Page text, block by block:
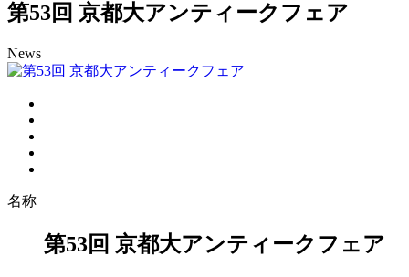
第53回 京都大アンティークフェア
News
名称
第53回 京都大アンティークフェア